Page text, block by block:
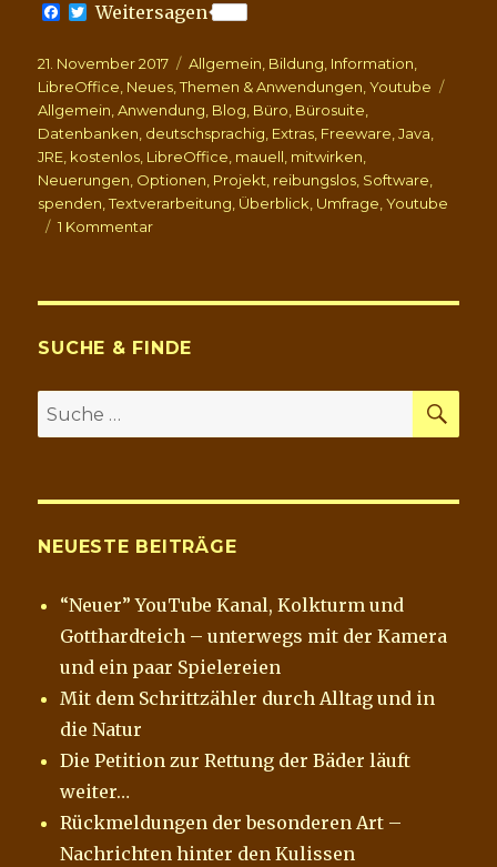
F
e
b
o
k
T
t
t
r
Weitersagen
Veröffentlicht
am
21. November 2017 Kategorien
Allgemein, Bildung, Information,
LibreOffice, Neues,Themen & Anwendungen,Youtube
Allgemein,Anwendung, Blog, Büro, Bürosuite,
Datenbanken, deutschsprachig, Extras, Freeware,Java,
JRE, kostenlos, LibreOffice, mauell, mitwirken,
Neuerungen, Optionen, Projekt, reibungslos, Software,
spenden,Textverarbeitung, Überblick, Umfrage,Youtube
1 Kommentarzu
und
Bürosuite
SUCHE & FINDE
Suche
nach:
NEUESTE BEITRÄGE
“Neuer” YouTube Kanal, Kolkturm und
Gotthardteich – unterwegs mit der Kamera
und ein paar Spielereien
Mit dem Schrittzähler durch Alltag und in
die Natur
Die Petition zur Rettung der Bäder läuft
weiter…
Rückmeldungen der besonderen Art –
Nachrichten hinter den Kulissen